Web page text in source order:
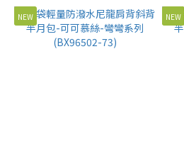
Range
(NT$)
NEW NEW